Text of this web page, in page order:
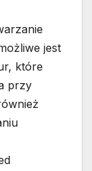
jest
które
przy